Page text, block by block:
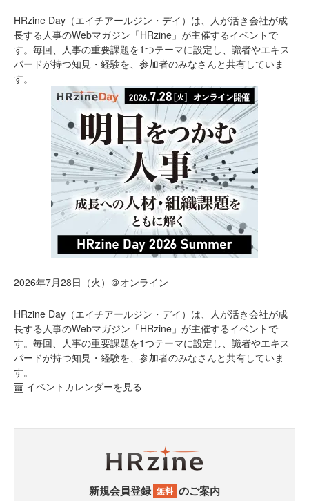
HRzine Day（エイチアールジン・デイ）は、人が活き会社が成
長する人事のWebマガジン「HRzine」が主催するイベントで
す。毎回、人事の重要課題を1つテーマに設定し、識者やエキス
パードが持つ知見・経験を、参加者のみなさんと共有していま
す。
2026年7月28日（火）＠オンライン
HRzine Day（エイチアールジン・デイ）は、人が活き会社が成
長する人事のWebマガジン「HRzine」が主催するイベントで
す。毎回、人事の重要課題を1つテーマに設定し、識者やエキス
パードが持つ知見・経験を、参加者のみなさんと共有していま
す。
イベントカレンダーを見る
新規会員登録 無料 のご案内